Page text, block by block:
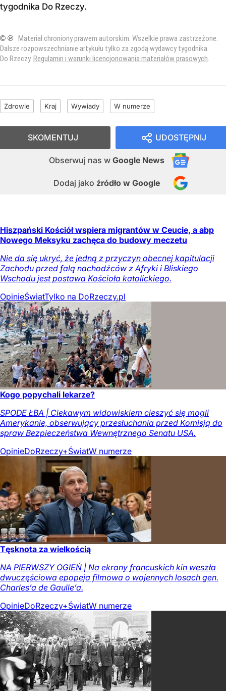
tygodnika Do Rzeczy.
© ℗ Materiał chroniony prawem autorskim. Wszelkie prawa zastrzeżone.
Dalsze rozpowszechnianie artykułu tylko za zgodą wydawcy tygodnika
Do Rzeczy. Regulamin i warunki licencjonowania materiałów prasowych.
Zdrowie Kraj Wywiady W numerze
UDOSTĘPNIJ
Obserwuj nas w Google News
Dodaj jako źródło w Google
SKOMENTUJ
Hiszpański Kościół wspiera migrantów w Ceucie, a abp
Nowego Meksyku zachęca do budowy meczetu
Nie da się ukryć, że jedną z przyczyn obecnej kapitulacji
Zachodu przed falą nachodźców z Afryki i Bliskiego
Wschodu jest postawa Kościoła katolickiego.
OpinieŚwiatTylko na DoRzeczy.pl
Kogo popychali lekarze?
SPODE ŁBA | Ciekawym widowiskiem cieszyć się mogli
Amerykanie, obserwujący przesłuchania przed Komisją do
spraw Bezpieczeństwa Wewnętrznego Senatu USA.
OpinieDoRzeczy+ŚwiatW numerze
Tęsknota za wielkością
NA PIERWSZY OGIEŃ | Na ekrany francuskich kin weszła
dwuczęściowa epopeja filmowa o wojennych losach gen.
Charles’a de Gaulle’a.
OpinieDoRzeczy+ŚwiatW numerze